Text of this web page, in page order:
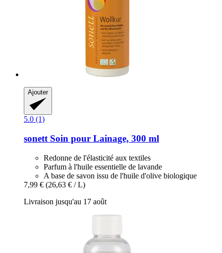
Ajouter
5.0 (1)
sonett Soin pour Lainage, 300 ml
Redonne de l'élasticité aux textiles
Parfum à l'huile essentielle de lavande
A base de savon issu de l'huile d'olive biologique
7,99 € (26,63 € / L)
Livraison jusqu'au 17 août